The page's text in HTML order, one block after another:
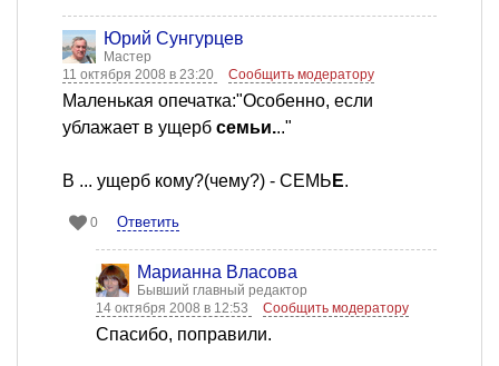
Юрий Сунгурцев
Мастер
11 октября 2008 в 23:20
Сообщить модератору
Маленькая опечатка:"Особенно, если
ублажает в ущерб семьи..."
В ... ущерб кому?(чему?) - СЕМЬ Е.
0 Ответить
Марианна Власова
Бывший главный редактор
14 октября 2008 в 12:53
Сообщить модератору
Спасибо, поправили.